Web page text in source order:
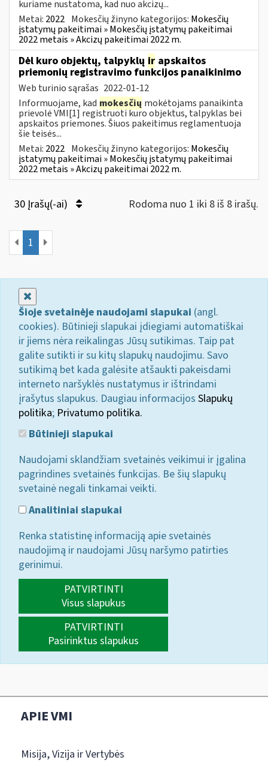
kuriame nustatoma, kad nuo akcizų...
Metai: 2022 Mokesčių žinyno kategorijos: Mokesčių
įstatymų pakeitimai » Mokesčių įstatymų pakeitimai
2022 metais » Akcizų pakeitimai 2022 m.
Dėl kuro objektų, talpyklų ir apskaitos
priemonių registravimo funkcijos panaikinimo
Web turinio sąrašas 2022-01-12
Informuojame, kad mokesčių mokėtojams panaikinta
prievolė VMI[1] registruoti kuro objektus, talpyklas bei
apskaitos priemones. Šiuos pakeitimus reglamentuoja
šie teisės...
Metai: 2022 Mokesčių žinyno kategorijos: Mokesčių
įstatymų pakeitimai » Mokesčių įstatymų pakeitimai
2022 metais » Akcizų pakeitimai 2022 m.
30 Įrašų(-ai) Rodoma nuo 1 iki 8 iš 8 irašų.
1
Šioje svetainėje naudojami slapukai (angl.
cookies). Būtinieji slapukai įdiegiami automatiškai
ir jiems nėra reikalingas Jūsų sutikimas. Taip pat
galite sutikti ir su kitų slapukų naudojimu. Savo
sutikimą bet kada galėsite atšaukti pakeisdami
interneto naršyklės nustatymus ir ištrindami
įrašytus slapukus. Daugiau informacijos Slapukų
politika; Privatumo politika.
Būtinieji slapukai
Naudojami sklandžiam svetainės veikimui ir įgalina
pagrindines svetainės funkcijas. Be šių slapukų
svetainė negali tinkamai veikti.
Analitiniai slapukai
Renka statistinę informaciją apie svetainės
naudojimą ir naudojami Jūsų naršymo patirties
gerinimui.
PATVIRTINTI
Visus slapukus
PATVIRTINTI
Pasirinktus slapukus
APIE VMI
Misija, Vizija ir Vertybės